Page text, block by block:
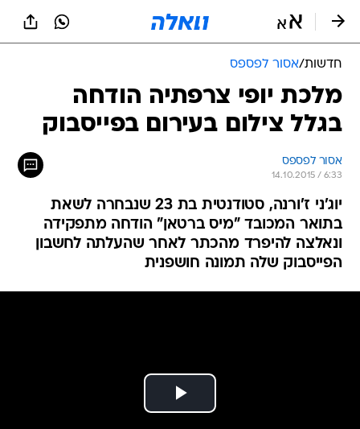
חדשות/אסור לפספס
מלכת יופי צרפתיה הודחה
בגלל צילום בעירום בפייסבוק
אסור לפספס
14.10.2015 / 6:33
יוג'ני ז'ורנה, סטודנטית בת 23 שנבחרה לשאת
בתואר המכובד "מיס ברטאן" הודחה מתפקידה
ונאלצה להיפרד מהכתר לאחר שהעלתה לחשבון
הפייסבוק שלה תמונה חושפנית